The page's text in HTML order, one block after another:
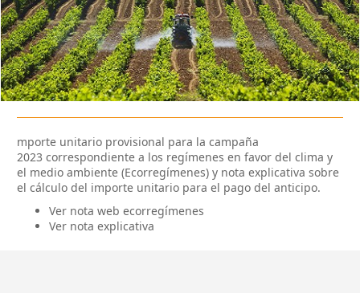
mporte unitario provisional para la campaña
2023 correspondiente a los regímenes en favor del clima y
el medio ambiente (Ecorregímenes) y nota explicativa sobre
el cálculo del importe unitario para el pago del anticipo.
Ver nota web ecorregímenes
Ver nota explicativa